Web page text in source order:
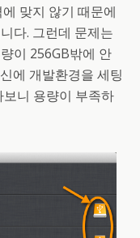
맞지 않기 때문에
다. 그런데 문제는
이 256GB밖에 안
에 개발환경을 세팅
니 용량이 부족하